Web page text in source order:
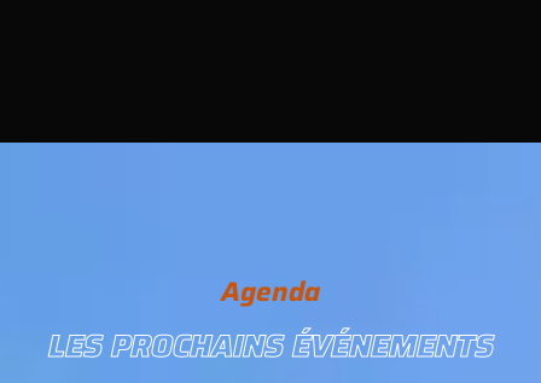
Agenda
LES PROCHAINS ÉVÉNEMENTS